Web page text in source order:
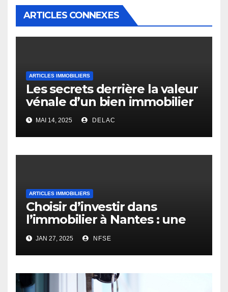
ARTICLES CONNEXES
ARTICLES IMMOBILIERS
Les secrets derrière la valeur
vénale d’un bien immobilier
MAI 14, 2025 DELAC
ARTICLES IMMOBILIERS
Choisir d’investir dans
l’immobilier à Nantes : une
opportunité rentable
JAN 27, 2025 NFSE